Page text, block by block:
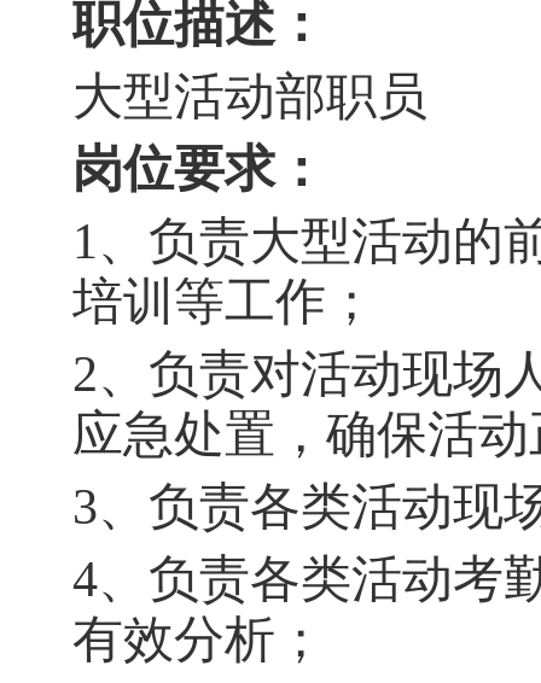
职位描述：
大型活动部职员
岗位要求：
1、负责大型活动的
培训等工作；
2、负责对活动现场
应急处置，确保活
3、负责各类活动现
4、负责各类活动考
有效分析；